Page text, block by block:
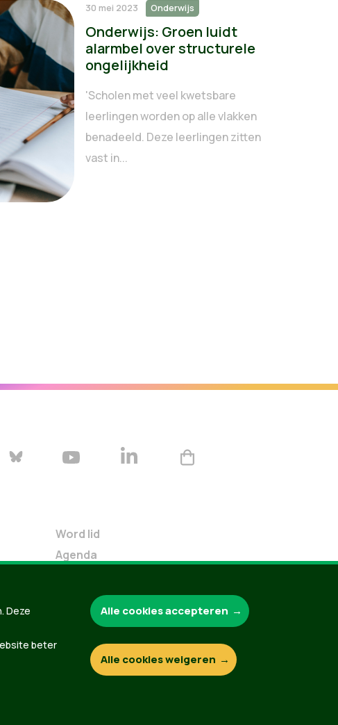
30 mei 2023 Onderwijs
Onderwijs: Groen luidt
alarmbel over structurele
ongelijkheid
'Scholen met veel kwetsbare
leerlingen worden op alle vlakken
benadeeld. Deze leerlingen zitten
vast in...
Word lid
Agenda
Verleng je lidmaatschap
Programma oktober 2024
Downloads
Webshop
Deze
beter
Alle cookies accepteren
Alle cookies weigeren